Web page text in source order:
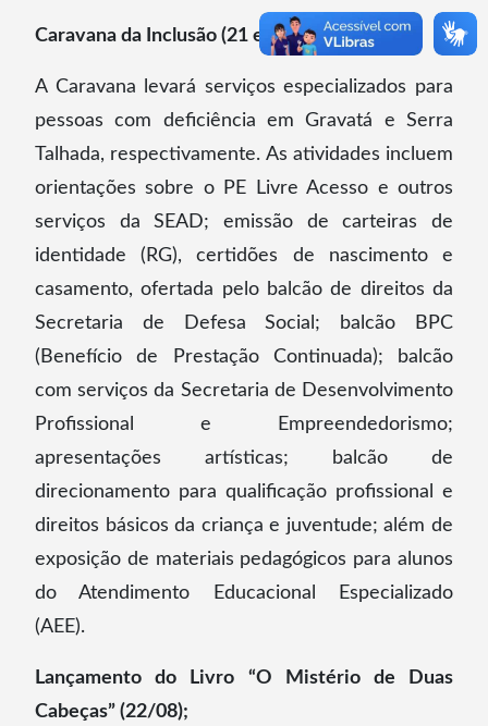
Caravana da Inclusão (21 e 26/08);
A Caravana levará serviços especializados para
pessoas com deficiência em Gravatá e Serra
Talhada, respectivamente. As atividades incluem
orientações sobre o PE Livre Acesso e outros
serviços da SEAD; emissão de carteiras de
identidade (RG), certidões de nascimento e
casamento, ofertada pelo balcão de direitos da
Secretaria de Defesa Social; balcão BPC
(Benefício de Prestação Continuada); balcão
com serviços da Secretaria de Desenvolvimento
Profissional e Empreendedorismo;
apresentações artísticas; balcão de
direcionamento para qualificação profissional e
direitos básicos da criança e juventude; além de
exposição de materiais pedagógicos para alunos
do Atendimento Educacional Especializado
(AEE).
Lançamento do Livro “O Mistério de Duas
Cabeças” (22/08);